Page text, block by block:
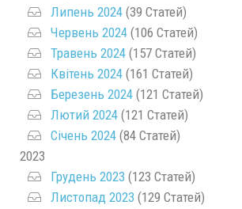
Липень 2024 (39 Статей)
Червень 2024 (106 Статей)
Травень 2024 (157 Статей)
Квітень 2024 (161 Статей)
Березень 2024 (121 Статей)
Лютий 2024 (121 Статей)
Січень 2024 (84 Статей)
2023
Грудень 2023 (123 Статей)
Листопад 2023 (129 Статей)